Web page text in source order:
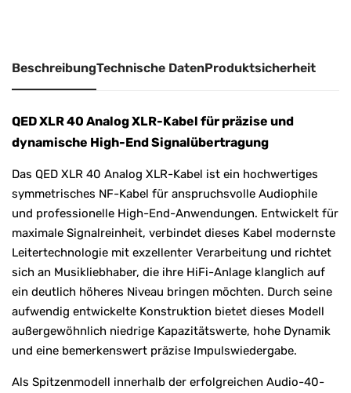
BeschreibungTechnische DatenProduktsicherheit
QED XLR 40 Analog XLR-Kabel für präzise und
dynamische High-End Signalübertragung
Das QED XLR 40 Analog XLR-Kabel ist ein hochwertiges
symmetrisches NF-Kabel für anspruchsvolle Audiophile
und professionelle High-End-Anwendungen. Entwickelt für
maximale Signalreinheit, verbindet dieses Kabel modernste
Leitertechnologie mit exzellenter Verarbeitung und richtet
sich an Musikliebhaber, die ihre HiFi-Anlage klanglich auf
ein deutlich höheres Niveau bringen möchten. Durch seine
aufwendig entwickelte Konstruktion bietet dieses Modell
außergewöhnlich niedrige Kapazitätswerte, hohe Dynamik
und eine bemerkenswert präzise Impulswiedergabe.
Als Spitzenmodell innerhalb der erfolgreichen Audio-40-